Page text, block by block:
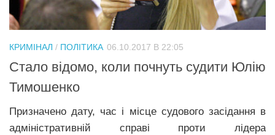
КРИМІНАЛ / ПОЛІТИКА 06.10.2017 В 22:05
Стало відомо, коли почнуть судити Юлію
Тимошенко
Призначено дату, час і місце судового засідання в
адміністративній справі проти лідера